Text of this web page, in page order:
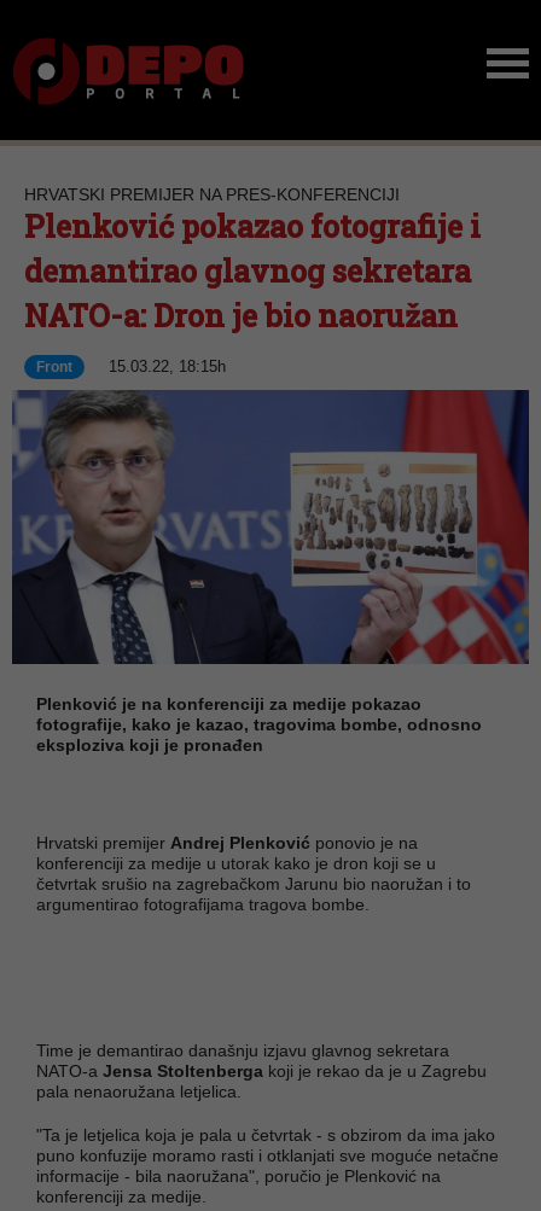
HRVATSKI PREMIJER NA PRES-KONFERENCIJI
Plenković pokazao fotografije i
demantirao glavnog sekretara
NATO-a: Dron je bio naoružan
Front 15.03.22, 18:15h
Plenković je na konferenciji za medije pokazao
fotografije, kako je kazao, tragovima bombe, odnosno
eksploziva koji je pronađen
Hrvatski premijer Andrej Plenković ponovio je na
konferenciji za medije u utorak kako je dron koji se u
četvrtak srušio na zagrebačkom Jarunu bio naoružan i to
argumentirao fotografijama tragova bombe.
Time je demantirao današnju izjavu glavnog sekretara
NATO-a Jensa Stoltenberga koji je rekao da je u Zagrebu
pala nenaoružana letjelica.
"Ta je letjelica koja je pala u četvrtak - s obzirom da ima jako
puno konfuzije moramo rasti i otklanjati sve moguće netačne
informacije - bila naoružana", poručio je Plenković na
konferenciji za medije.